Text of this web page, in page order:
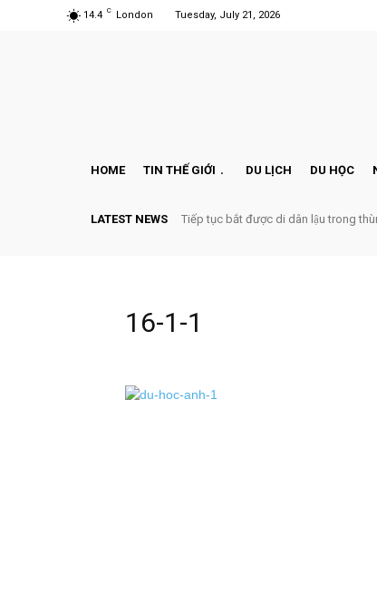
14.4 C London Tuesday, July 21, 2026
HOME TIN THẾ GIỚI DU LỊCH DU HỌC
LATEST NEWS Tiếp tục bắt được di dân lậu trong
16-1-1